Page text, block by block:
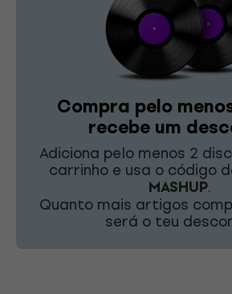
Compra pelo
recebe um
Adiciona pelo menos 2
carrinho e usa o código
MASHUP.
Quanto mais artigos
será o teu